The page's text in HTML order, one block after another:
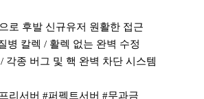
로 후발 신규유저 원활한 접근
병 칼렉 / 활렉 없는 완벽 수정
각종 버그 및 핵 완벽 차단 시스템
리서버 #퍼펙트서버 #무과금